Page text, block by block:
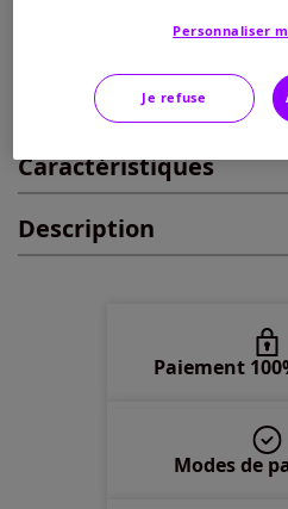
En stock
48 -En stock
50 -En stock
Disponible dans 3
*Dans la limite des stocks disponibles
Caractéristiques
Description
Paiement
Modes de
Personnaliser
Je refuse